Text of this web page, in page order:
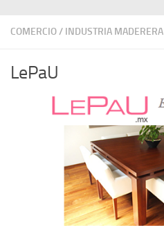
COMERCIO/ INDUSTRIA MADERERA
LePaU